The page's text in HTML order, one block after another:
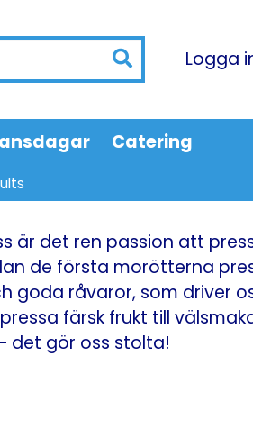
Logga
Catering
oss är det ren passion att
de första morötterna
goda råvaror, som driver
färsk frukt till
det gör oss stolta!